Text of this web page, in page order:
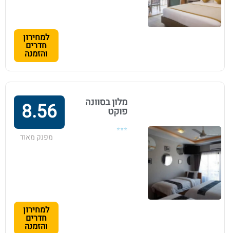
למחירון
חדרים
והזמנה
מלון בסוונה
פוקט
⭐⭐⭐
8.56
מפנק מאוד
למחירון
חדרים
והזמנה